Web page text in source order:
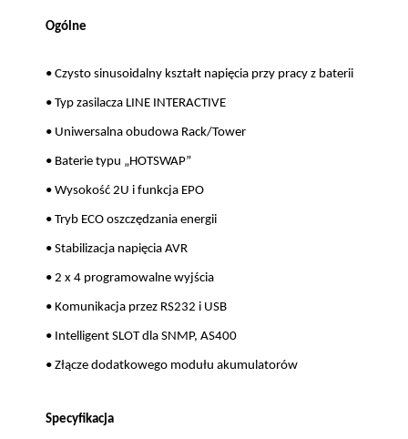
Ogólne
• Czysto sinusoidalny kształt napięcia przy pracy z baterii
• Typ zasilacza LINE INTERACTIVE
• Uniwersalna obudowa Rack/Tower
• Baterie typu „HOTSWAP”
• Wysokość 2U i funkcja EPO
• Tryb ECO oszczędzania energii
• Stabilizacja napięcia AVR
• 2 x 4 programowalne wyjścia
• Komunikacja przez RS232 i USB
• Intelligent SLOT dla SNMP, AS400
• Złącze dodatkowego modułu akumulatorów
Specyfikacja